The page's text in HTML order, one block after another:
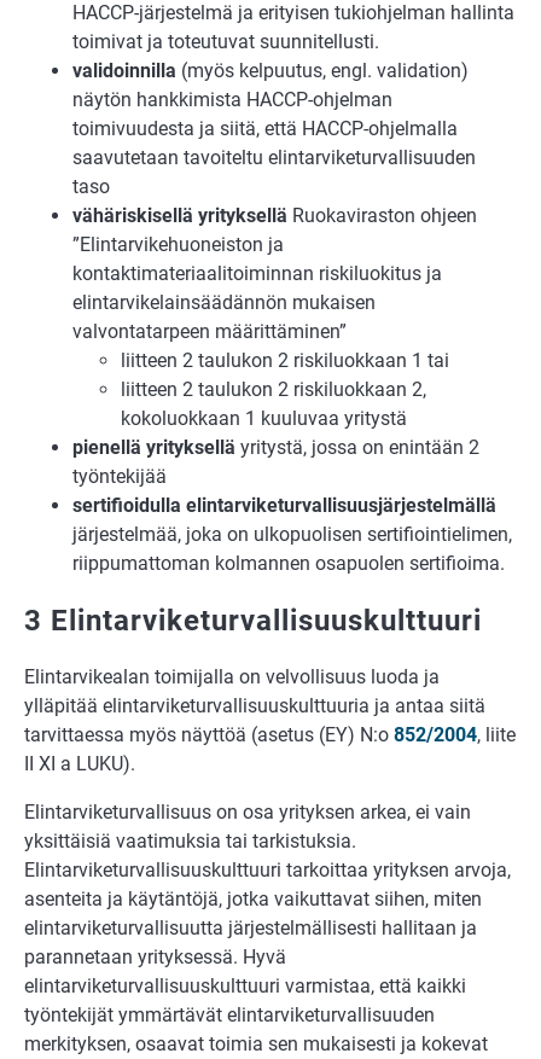
HACCP-järjestelmä ja erityisen tukiohjelman hallinta
toimivat ja toteutuvat suunnitellusti.
validoinnilla (myös kelpuutus, engl. validation)
näytön hankkimista HACCP-ohjelman
toimivuudesta ja siitä, että HACCP-ohjelmalla
saavutetaan tavoiteltu elintarviketurvallisuuden
taso
vähäriskisellä yrityksellä Ruokaviraston ohjeen
”Elintarvikehuoneiston ja
kontaktimateriaalitoiminnan riskiluokitus ja
elintarvikelainsäädännön mukaisen
valvontatarpeen määrittäminen”
liitteen 2 taulukon 2 riskiluokkaan 1 tai
liitteen 2 taulukon 2 riskiluokkaan 2,
kokoluokkaan 1 kuuluvaa yritystä
pienellä yrityksellä yritystä, jossa on enintään 2
työntekijää
sertifioidulla elintarviketurvallisuusjärjestelmällä
järjestelmää, joka on ulkopuolisen sertifiointielimen,
riippumattoman kolmannen osapuolen sertifioima.
3 Elintarviketurvallisuuskulttuuri
Elintarvikealan toimijalla on velvollisuus luoda ja
ylläpitää elintarviketurvallisuuskulttuuria ja antaa siitä
tarvittaessa myös näyttöä (asetus (EY) N:o 852/2004, liite
II XI a LUKU).
Elintarviketurvallisuus on osa yrityksen arkea, ei vain
yksittäisiä vaatimuksia tai tarkistuksia.
Elintarviketurvallisuuskulttuuri tarkoittaa yrityksen arvoja,
asenteita ja käytäntöjä, jotka vaikuttavat siihen, miten
elintarviketurvallisuutta järjestelmällisesti hallitaan ja
parannetaan yrityksessä. Hyvä
elintarviketurvallisuuskulttuuri varmistaa, että kaikki
työntekijät ymmärtävät elintarviketurvallisuuden
merkityksen, osaavat toimia sen mukaisesti ja kokevat